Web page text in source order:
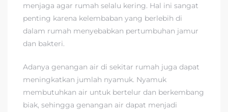
menjaga agar rumah selalu kering. Hal ini sangat
penting karena kelembaban yang berlebih di
dalam rumah menyebabkan pertumbuhan jamur
dan bakteri.
Adanya genangan air di sekitar rumah juga dapat
meningkatkan jumlah nyamuk. Nyamuk
membutuhkan air untuk bertelur dan berkembang
biak, sehingga genangan air dapat menjadi